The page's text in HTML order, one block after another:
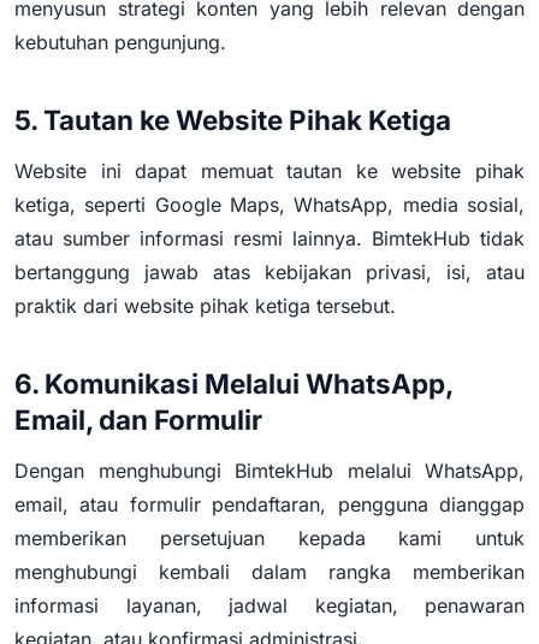
menyusun strategi konten yang lebih relevan dengan
kebutuhan pengunjung.
5. Tautan ke Website Pihak Ketiga
Website ini dapat memuat tautan ke website pihak
ketiga, seperti Google Maps, WhatsApp, media sosial,
atau sumber informasi resmi lainnya. BimtekHub tidak
bertanggung jawab atas kebijakan privasi, isi, atau
praktik dari website pihak ketiga tersebut.
6. Komunikasi Melalui WhatsApp,
Email, dan Formulir
Dengan menghubungi BimtekHub melalui WhatsApp,
email, atau formulir pendaftaran, pengguna dianggap
memberikan persetujuan kepada kami untuk
menghubungi kembali dalam rangka memberikan
informasi layanan, jadwal kegiatan, penawaran
kegiatan, atau konfirmasi administrasi.